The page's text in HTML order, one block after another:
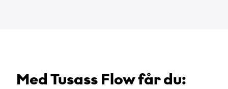
Med Tusass Flow får du: